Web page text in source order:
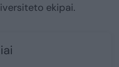
ekipai.